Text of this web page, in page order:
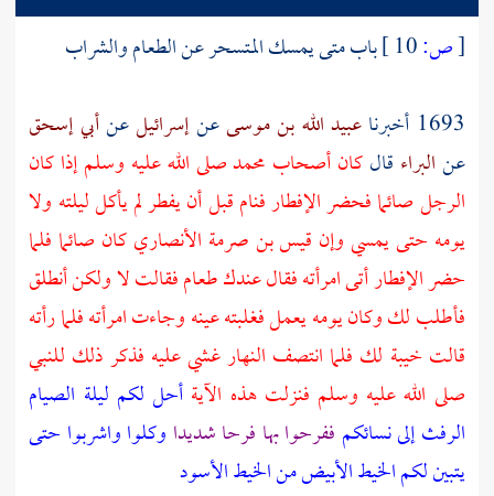
[ص:
باب متى يمسك المتسحر عن الطعام والشراب
1693 أخبرنا
عبيد الله بن موسىعنإسرائيلعنأبي إسحق
عنالبراء قالكانأصحاب محمدصلى الله عليه وسلم إذا كان
الرجل صائما فحضر الإفطار فنام قبل أن يفطر لم يأكل ليلته ولا
يومه حتى يمسي وإن قيس بن صرمة الأنصاريكان صائما فلما
حضر الإفطار أتى امرأته فقال عندك طعام فقالت لا ولكن أنطلق
فأطلب لك وكان يومه يعمل فغلبته عينه وجاءت امرأته فلما رأته
قالت خيبة لك فلما انتصف النهار غشي عليه فذكر ذلك للنبي
صلى الله عليه وسلم فنزلت هذه الآية أحل لكم ليلة الصيام
الرفث إلى نسائكم ففرحوا بها فرحا شديدا وكلوا واشربوا حتى
يتبين لكم الخيط الأبيض من الخيط الأسود